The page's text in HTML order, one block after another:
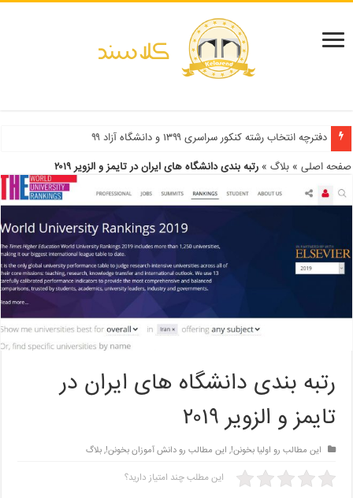
دفترچه انتخاب رشته کنکور سراسری ۱۳۹۹ و دانشگاه آزاد ۹۹
صفحه اصلی »بلاگ »رتبه بندی دانشگاه های ایران در تایمز و الزویر ۲۰۱۹
رتبه بندی دانشگاه های ایران در
تایمز و الزویر ۲۰۱۹
این مطالب رو اولیا بخونن!, این مطالب رو دانش آموزان بخونن!,بلاگ
این مطلب چند امتیاز دارید؟